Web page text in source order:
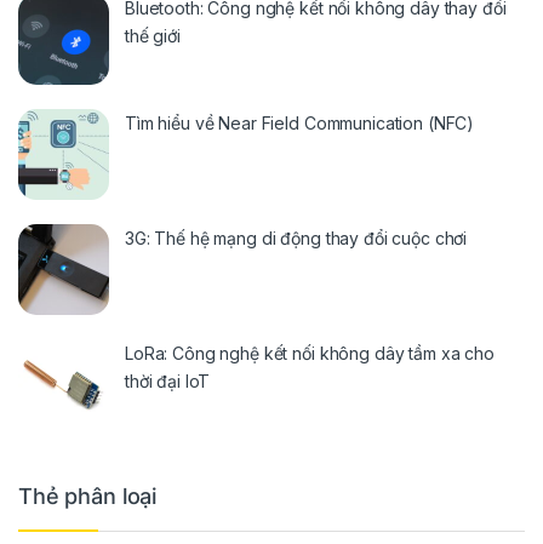
Bluetooth: Công nghệ kết nối không dây thay đổi
thế giới
Tìm hiểu về Near Field Communication (NFC)
3G: Thế hệ mạng di động thay đổi cuộc chơi
LoRa: Công nghệ kết nối không dây tầm xa cho
thời đại IoT
Thẻ phân loại